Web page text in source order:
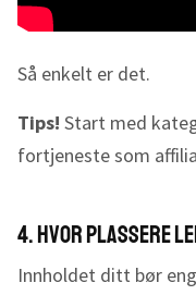
Så enkelt er det.
Tips! Start med
fortjeneste som
4. Hvor plassere
Innholdet ditt bør